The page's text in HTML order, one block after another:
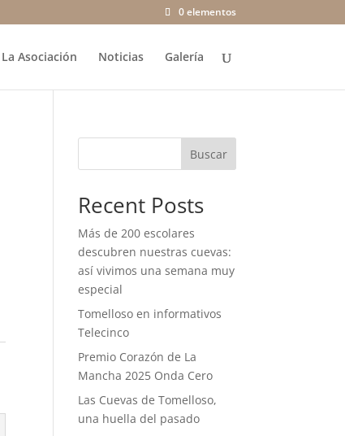
0 elementos
La Asociación Noticias Galería
Buscar
Recent Posts
Más de 200 escolares
descubren nuestras cuevas:
así vivimos una semana muy
especial
Tomelloso en informativos
Telecinco
Premio Corazón de La
Mancha 2025 Onda Cero
Las Cuevas de Tomelloso,
una huella del pasado